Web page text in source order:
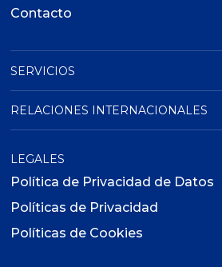
Contacto
SERVICIOS
RELACIONES INTERNACIONALES
LEGALES
Política de Privacidad de Datos
Políticas de Privacidad
Políticas de Cookies